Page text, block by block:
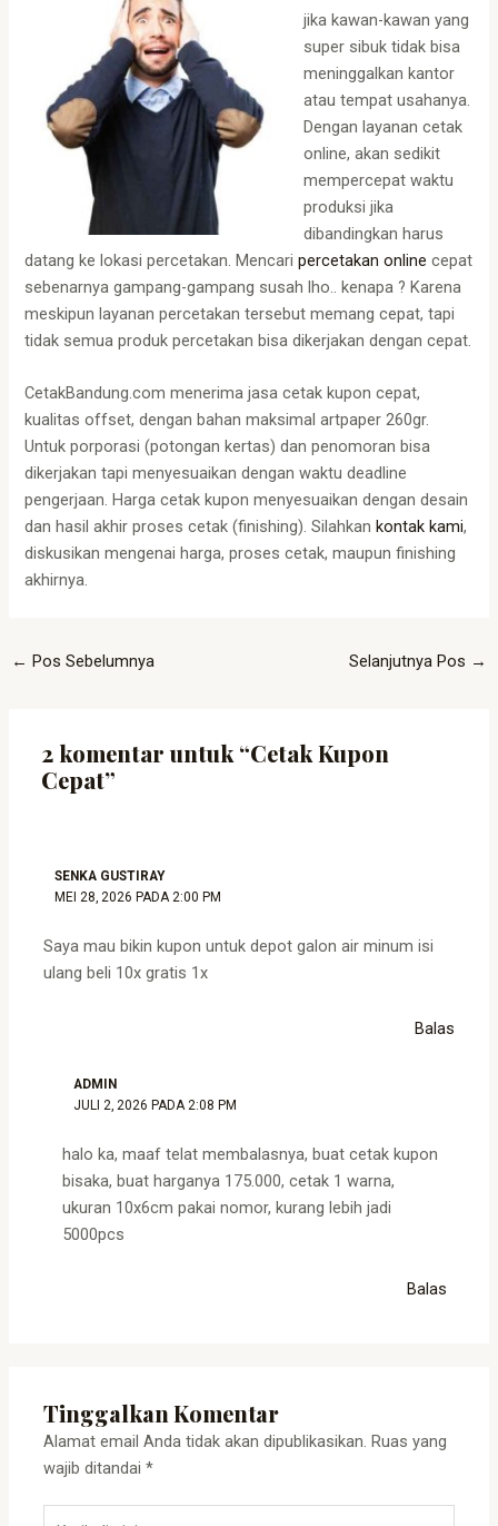
jika kawan-kawan yang
super sibuk tidak bisa
meninggalkan kantor
atau tempat usahanya.
Dengan layanan cetak
online, akan sedikit
mempercepat waktu
produksi jika
dibandingkan harus
datang ke lokasi percetakan. Mencaripercetakan online cepat
sebenarnya gampang-gampang susah lho.. kenapa ? Karena
meskipun layanan percetakan tersebut memang cepat, tapi
tidak semua produk percetakan bisa dikerjakan dengan cepat.
CetakBandung.com menerima jasa cetak kupon cepat,
kualitas offset, dengan bahan maksimal artpaper 260gr.
Untuk porporasi (potongan kertas) dan penomoran bisa
dikerjakan tapi menyesuaikan dengan waktu deadline
pengerjaan. Harga cetak kupon menyesuaikan dengan desain
dan hasil akhir proses cetak (finishing). Silahkankontak kami,
diskusikan mengenai harga, proses cetak, maupun finishing
akhirnya.
← Pos Sebelumnya Selanjutnya Pos →
2 komentar untuk “Cetak Kupon
Cepat”
SENKA GUSTIRAY
MEI 28, 2026 PADA 2:00 PM
Saya mau bikin kupon untuk depot galon air minum isi
ulang beli 10x gratis 1x
Balas
ADMIN
JULI 2, 2026 PADA 2:08 PM
halo ka, maaf telat membalasnya, buat cetak kupon
bisaka, buat harganya 175.000, cetak 1 warna,
ukuran 10x6cm pakai nomor, kurang lebih jadi
5000pcs
Balas
Tinggalkan Komentar
Alamat email Anda tidak akan dipublikasikan. Ruas yang
wajib ditandai*